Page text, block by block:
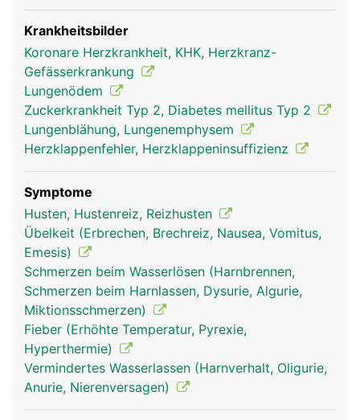
Lungenkreislauf. Das in der Lunge mit Sauerstoff
angereicherte Blut fliesst über die Lungenvenen
zum linken Herzvorhof und in die linke
Herzkammer. Von dort wird das sauerstoffreiche
Blut über die Hauptschlagader (Aorta) in den
Körper gepumpt. In umgekehrter Richtung fliesst
das verbrauchte (sauerstoffarme und
kohlendioxidreiche) Blut über die Körpervenen
Herzkammer, von wo es über die Lungenarterien
in die Lunge gepumpt wird, um wieder mit
frischem Sauerstoff aufgetankt zu werden. Das
Herz pumpt dabei das Blut unermüdlich durch
beide Blutkreisläufe. Wird bei Anstrengung mehr
Sauerstoff benötigt pumpt es schneller, in Ruhe
pumpt es langsamer. Im Schnitt dauert es etwa
eine Minute, bis das Blut einmal durch den Körper
zirkuliert.
Krankheitsbilder
Koronare Herzkrankheit, KHK, Herzkranz-
Gefässerkrankung
Lungenödem
Zuckerkrankheit Typ 2, Diabetes mellitus Typ 2
Lungenblähung, Lungenemphysem
Herzklappenfehler, Herzklappeninsuffizienz
Symptome
Husten, Hustenreiz, Reizhusten
Übelkeit (Erbrechen, Brechreiz, Nausea, Vomitus,
Emesis)
Schmerzen beim Wasserlösen (Harnbrennen,
Schmerzen beim Harnlassen, Dysurie, Algurie,
Miktionsschmerzen)
Fieber (Erhöhte Temperatur, Pyrexie,
Hyperthermie)
Vermindertes Wasserlassen (Harnverhalt, Oligurie,
Anurie, Nierenversagen)